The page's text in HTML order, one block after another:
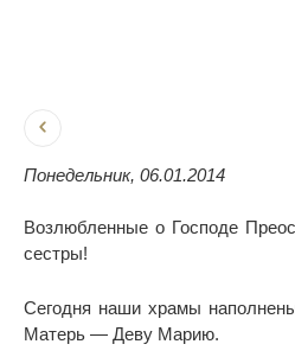
Понедельник, 06.01.2014
Возлюбленные о Господе
сестры!
Сегодня наши храмы
Матерь — Деву Марию.